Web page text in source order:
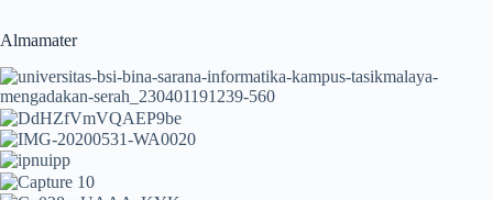
Almamater